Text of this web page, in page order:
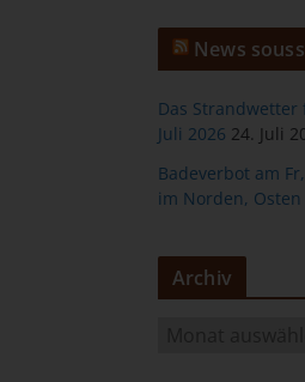
News
Das Strandwetter
Juli 2026 24. Juli
Badeverbot am
im Norden,
Archiv
für den bestimmten
eindeutigen